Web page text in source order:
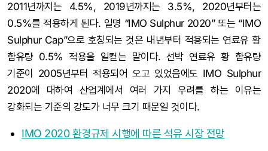
2011년까지는 4.5%, 2019년까지는 3.5%, 2020년부터는
0.5%를 적용하게 된다. 일명 “IMO Sulphur 2020” 또는 “IMO
Sulphur Cap”으로 호칭되는 것은 내년부터 적용되는 연료유 황
함유량 0.5% 적용을 일컫는 말이다. 선박 연료유 황 함유량
기준이 2005년부터 적용되어 오고 있었음에도 IMO Sulphur
2020에 대하여 산업계에서 여러 가지 우려를 하는 이유는
강화되는 기준의 강도가 너무 크기 때문일 것이다.
IMO 2020 환경규제 시행에 따른 석유 시장 전망